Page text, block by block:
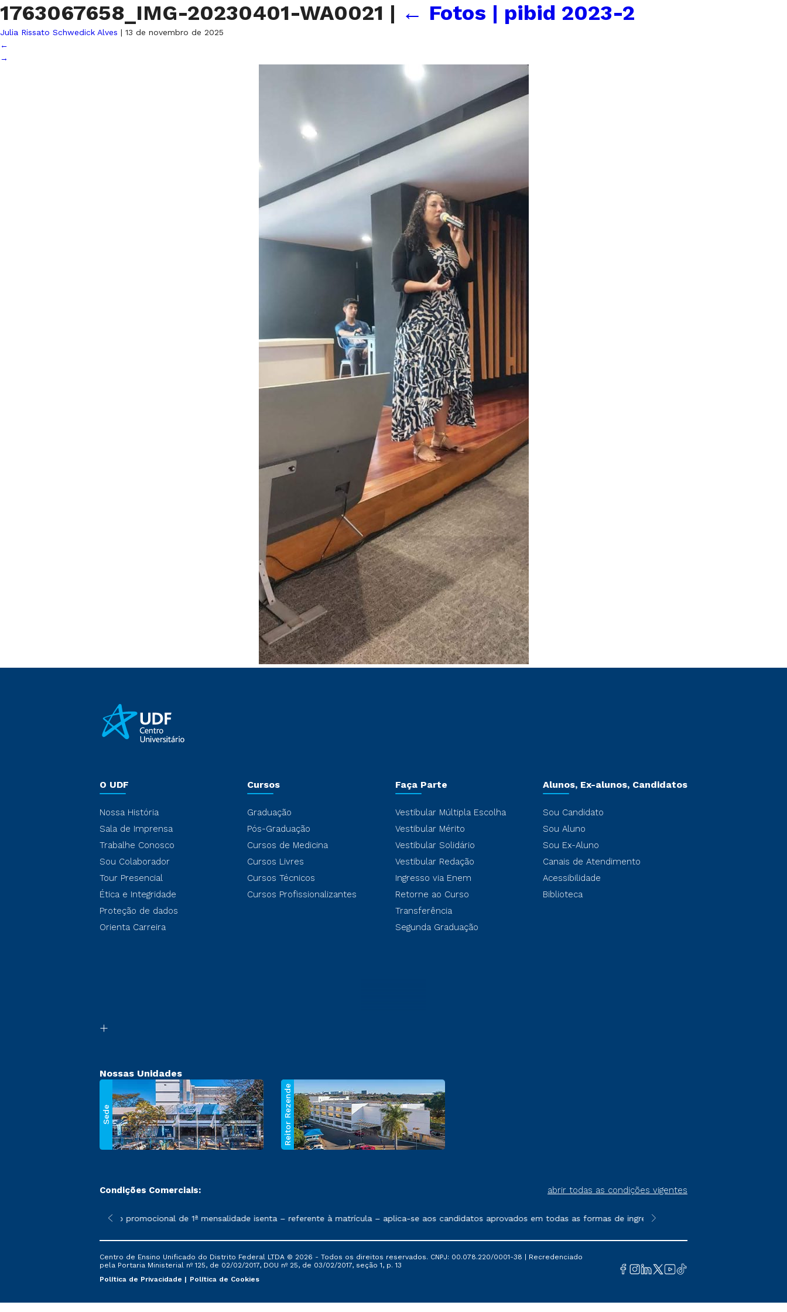
1763067658_IMG-20230401-WA0021 | ← Fotos | pibid 2023-2
Julia Rissato Schwedick Alves | 13 de novembro de 2025
←
→
O UDF
Nossa História
Sala de Imprensa
Trabalhe Conosco
Sou Colaborador
Tour Presencial
Ética e Integridade
Proteção de dados
Orienta Carreira
Cursos
Graduação
Pós-Graduação
Cursos de Medicina
Cursos Livres
Cursos Técnicos
Cursos Profissionalizantes
Faça Parte
Vestibular Múltipla Escolha
Vestibular Mérito
Vestibular Solidário
Vestibular Redação
Ingresso via Enem
Retorne ao Curso
Transferência
Segunda Graduação
Alunos, Ex-alunos, Candidatos
Sou Candidato
Sou Aluno
Sou Ex-Aluno
Canais de Atendimento
Acessibilidade
Biblioteca
Nossas Unidades
Sede Reitor Rezende
Condições Comerciais: abrir todas as condições vigentes
sofrer alterações nos períodos de rematrícula conforme exposto no contrato de prestação de serviços.
*A condição promocional de 1ª mensalidade isenta – referente à matrícula – aplica-se aos candidatos aprovados em todas as formas de ingresso, exceto na prova on-line ou
**Semipresencial é um formato do
Centro de Ensino Unificado do Distrito Federal LTDA © 2026 - Todos os direitos reservados. CNPJ: 00.078.220/0001-38 | Recredenciado
pela Portaria Ministerial nº 125, de 02/02/2017, DOU nº 25, de 03/02/2017, seção 1, p. 13
Política de Privacidade
Política de Cookies